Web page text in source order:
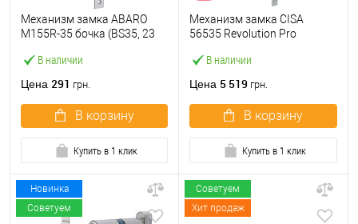
В наличии
Механизм замка ABARO
M155R-35 бочка (BS35, 23
Цена 291 грн.
В корзину
Купить в 1 клик
В наличии
Механизм замка CISA
56535 Revolution Pro
блокировкой (BS67,5*85мм)
Цена 5 519 грн.
В корзину
Купить в 1 клик
Новинка
Советуем
Советуем
Хит продаж